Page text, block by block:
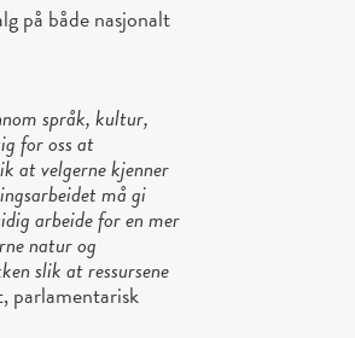
på både nasjonalt
språk, kultur,
for oss at
at velgerne kjenner
må gi
arbeide for en mer
natur og
slik at ressursene
parlamentarisk